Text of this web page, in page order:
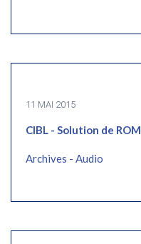
11 MAI 2015
CIBL - Solution de
Archives - Audio